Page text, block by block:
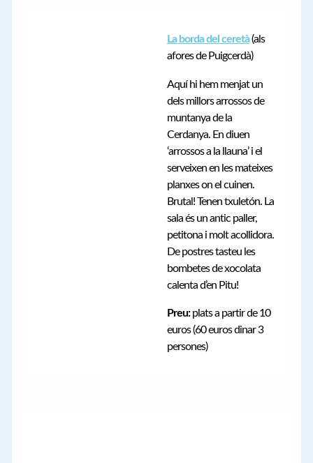
La borda del ceretà(als
afores de Puigcerdà)
Aquí hi hem menjat un
dels millors arrossos de
muntanya de la
Cerdanya. En diuen
‘arrossos a la llauna’ i el
serveixen en les mateixes
planxes on el cuinen.
Brutal! Tenen txuletón. La
sala és un antic paller,
petitona i molt acollidora.
De postres tasteu les
bombetes de xocolata
calenta d’en Pitu!
Preu:plats a partir de 10
euros (60 euros dinar 3
persones)